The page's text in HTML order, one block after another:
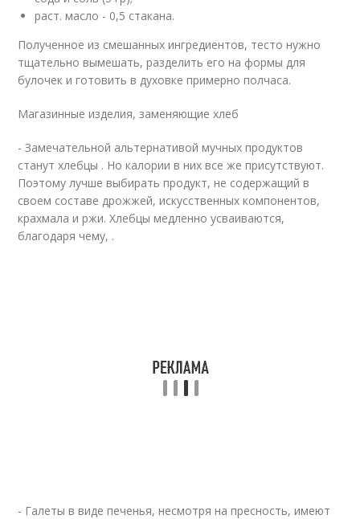
раст. масло - 0,5 стакана.
Полученное из смешанных ингредиентов, тесто нужно
тщательно вымешать, разделить его на формы для
булочек и готовить в духовке примерно полчаса.
Магазинные изделия, заменяющие хлеб
- Замечательной альтернативой мучных продуктов
станут хлебцы . Но калории в них все же присутствуют.
Поэтому лучше выбирать продукт, не содержащий в
своем составе дрожжей, искусственных компонентов,
крахмала и ржи. Хлебцы медленно усваиваются,
благодаря чему, .
- Галеты в виде печенья, несмотря на пресность, имеют